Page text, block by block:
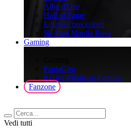
Albo d'Oro
Hall of Fame
Edizioni precedenti
90 Anni Maglia Rosa
Gaming
FantaGiro
ll Giro d'Italia su Fortnite
Fanzone
Vedi tutti